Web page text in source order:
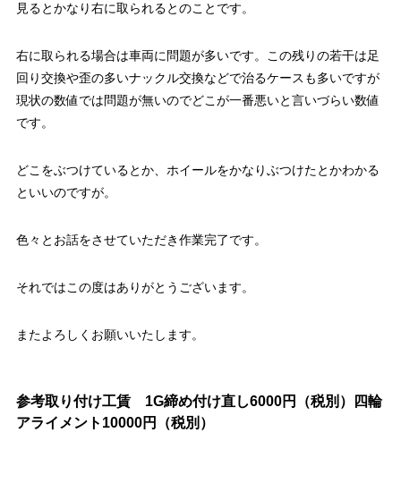
見るとかなり右に取られるとのことです。
右に取られる場合は車両に問題が多いです。この残りの若干は足
回り交換や歪の多いナックル交換などで治るケースも多いですが
現状の数値では問題が無いのでどこが一番悪いと言いづらい数値
です。
どこをぶつけているとか、ホイールをかなりぶつけたとかわかる
といいのですが。
色々とお話をさせていただき作業完了です。
それではこの度はありがとうございます。
またよろしくお願いいたします。
参考取り付け工賃 1G締め付け直し6000円（税別）四輪
アライメント10000円（税別）